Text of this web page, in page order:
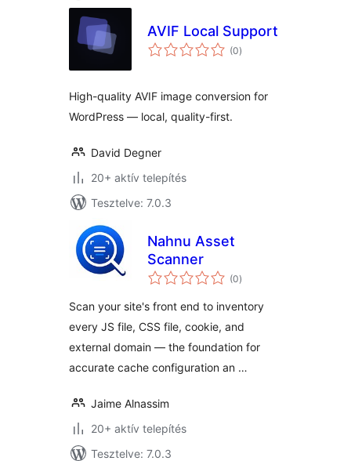
AVIF Local Support
(0értékelés
összesen
)
High-quality AVIF image conversion for
WordPress — local, quality-first.
David Degner
20+ aktív telepítés
Tesztelve: 7.0.3
Nahnu Asset
Scanner
(0értékelés
összesen
)
Scan your site's front end to inventory
every JS file, CSS file, cookie, and
external domain — the foundation for
accurate cache configuration an …
Jaime Alnassim
20+ aktív telepítés
Tesztelve: 7.0.3